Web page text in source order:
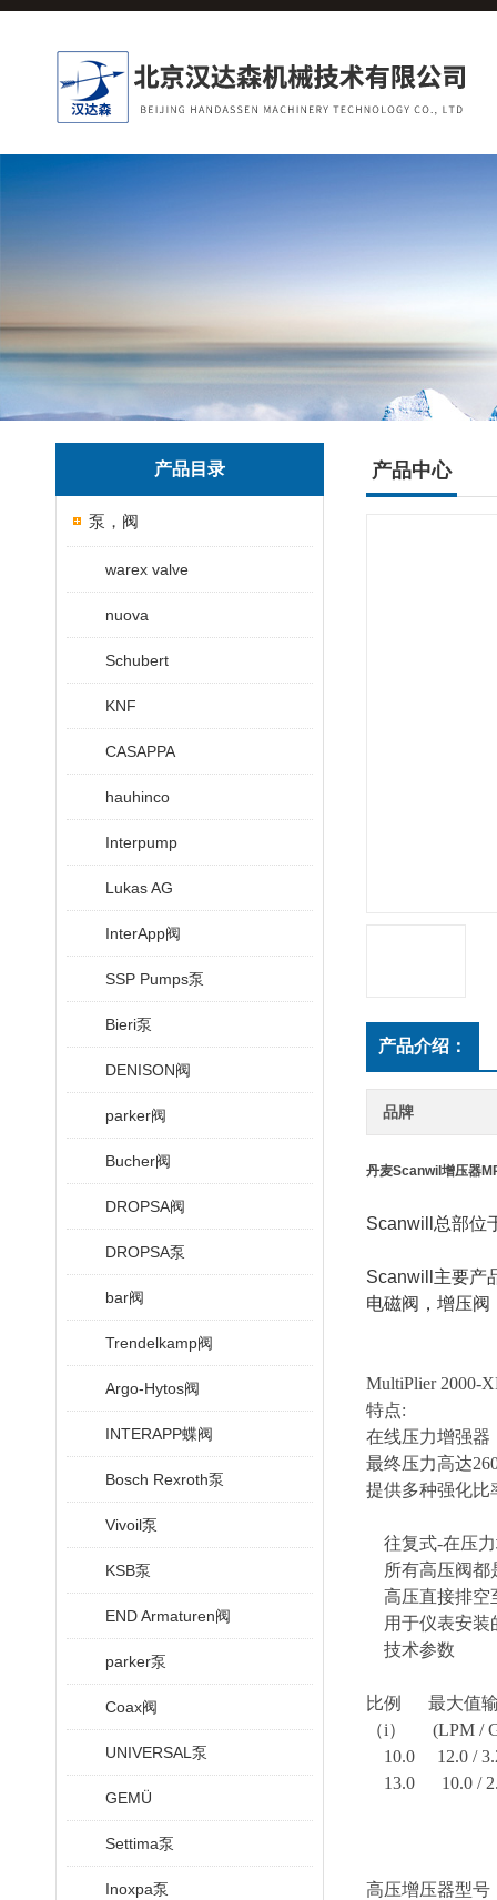
产品目录
泵，阀
warex valve
nuova
Schubert
KNF
CASAPPA
hauhinco
Interpump
Lukas AG
InterApp阀
SSP Pumps泵
Bieri泵
DENISON阀
parker阀
Bucher阀
DROPSA阀
DROPSA泵
bar阀
Trendelkamp阀
Argo-Hytos阀
INTERAPP蝶阀
Bosch Rexroth泵
Vivoil泵
KSB泵
END Armaturen阀
parker泵
Coax阀
UNIVERSAL泵
GEMÜ
Settima泵
Inoxpa泵
产品中心
产品介绍：
品牌
丹麦Scanwil增压器
Scanwill 总部位
Scanwill 主要产
电磁阀，增压
MultiPlier 2000-
特点:
在线压力增强器
最终压力高达
提供多种强化比
往复式-在压
所有高压阀都
高压直接排空
用于仪表安装
技术参数
比例
最大值
（i）
(LPM /
10.0 12.0 /
13.0 10.0 /
高压增压器型号